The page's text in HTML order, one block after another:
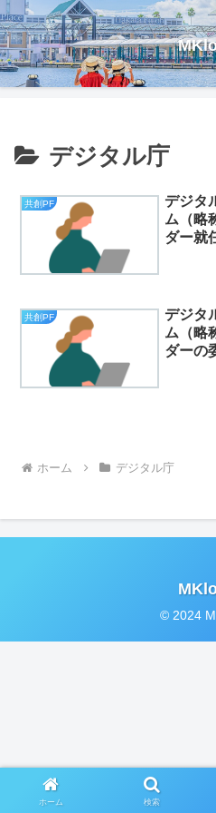
デジタル庁
共創PF
デジタ
ム（略
ダー就
共創PF
デジタ
ム（略
ダーの
ホーム デジタル庁
© 2024
ホーム 検索